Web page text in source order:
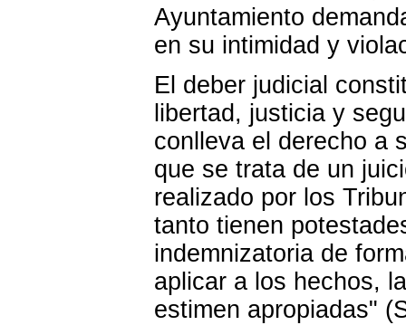
Ayuntamiento
en su intimidad y
El deber judicial
libertad, justicia y
conlleva el derecho a
que se trata de un
realizado por los
tanto tienen
indemnizatoria de
aplicar a los hechos,
estimen apropiadas"